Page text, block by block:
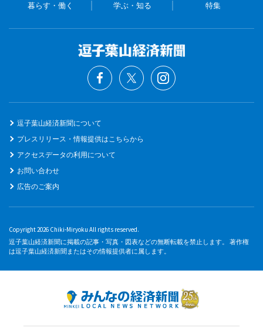
暮らす・働く 学ぶ・知る 特集
逗子葉山経済新聞について
プレスリリース・情報提供はこちらから
アクセスデータの利用について
お問い合わせ
広告のご案内
Copyright 2026 Chiki-Miryoku All rights reserved.
逗子葉山経済新聞に掲載の記事・写真・図表などの無断転載を禁止します。 著作権
は逗子葉山経済新聞またはその情報提供者に属します。